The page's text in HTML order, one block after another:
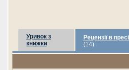
Уривок з
книжки
Рецензії в пресі
(14)